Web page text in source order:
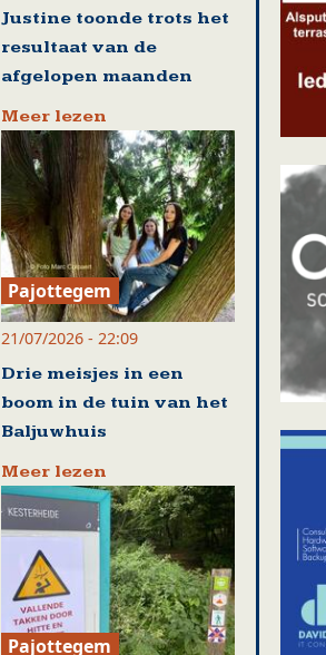
Justine toonde trots het
resultaat van de
afgelopen maanden
Meer lezen
Pajottegem
21/07/2026 - 22:09
Drie meisjes in een
boom in de tuin van het
Baljuwhuis
Meer lezen
Pajottegem